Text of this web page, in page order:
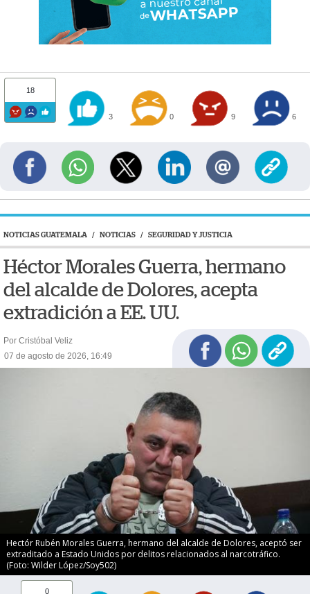
18
3 0 9 6
NOTICIAS GUATEMALA / NOTICIAS / SEGURIDAD Y JUSTICIA
Héctor Morales Guerra, hermano
del alcalde de Dolores, acepta
extradición a EE. UU.
Por Cristóbal Veliz
07 de agosto de 2026, 16:49
Hectór Rubén Morales Guerra, hermano del alcalde de Dolores, aceptó ser
extraditado a Estado Unidos por delitos relacionados al narcotráfico.
(Foto: Wilder López/Soy502)
0